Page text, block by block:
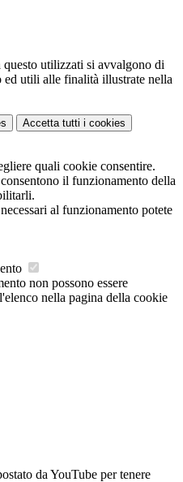
utilizzati si avvalgono di
ed utili alle finalità illustrate nella
Accetta tutti i cookies
quali cookie consentire.
il funzionamento della
al funzionamento potete
non possono essere
nella pagina della cookie
da YouTube per tenere